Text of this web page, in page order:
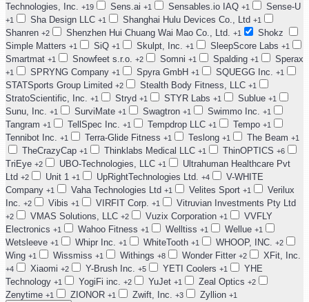
Technologies, Inc. +19 Sens.ai +1 Sensables.io IAQ +1 Sense-U
+1 Sha Design LLC +1 Shanghai Hulu Devices Co., Ltd +1
Shanren +2 Shenzhen Hui Chuang Wai Mao Co., Ltd. +1
Shokz
Simple Matters +1 SiQ +1 Skulpt, Inc. +1 SleepScore Labs +1
Smartmat +1 Snowfeet s.r.o. +2 Somni +1 Spalding +1 Sperax
+1 SPRYNG Company +1 Spyra GmbH +1 SQUEGG Inc. +1
STATSports Group Limited +2 Stealth Body Fitness, LLC +1
StratoScientific, Inc. +1 Stryd +1 STYR Labs +1 Sublue +1
Sunu, Inc. +1 SurviMate +1 Swagtron +1 Swimmo Inc. +1
Tangram +1 TellSpec Inc. +1 Tempdrop LLC +1 Tempo +1
Tennibot Inc. +1 Terra-Glide Fitness +1 Teslong +1 The Beam +1
TheCrazyCap +1 Thinklabs Medical LLC +1 ThinOPTICS +6
TriEye +2 UBO-Technologies, LLC +1
Ultrahuman Healthcare Pvt
Ltd +2 Unit 1 +1 UpRightTechnologies Ltd. +4
V-WHITE
Company +1 Vaha Technologies Ltd +1 Velites Sport +1
Verilux
Inc. +2 Vibis +1 VIRFIT Corp. +1 Vitruvian Investments Pty Ltd
+2 VMAS Solutions, LLC +2 Vuzix Corporation +1
VVFLY
Electronics +1 Wahoo Fitness +1 Welltiss +1 Wellue +1
Wetsleeve +1 Whipr Inc. +1 WhiteTooth +1 WHOOP, INC. +2
Wing +1 Wissmiss +1 Withings +8 Wonder Fitter +2 XFit, Inc.
+4 Xiaomi +2 Y-Brush Inc. +5 YETI Coolers +1
YHE
Technology +1 YogiFi inc. +2 YuJet +1 Zeal Optics +2
Zenytime +1 ZIONOR +1 Zwift, Inc. +3 Zyllion +1